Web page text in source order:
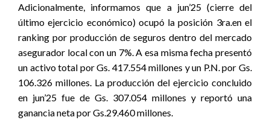
Adicionalmente, informamos que a jun’25 (cierre del
último ejercicio económico) ocupó la posición 3ra.en el
ranking por producción de seguros dentro del mercado
asegurador local con un 7%. A esa misma fecha presentó
un activo total por Gs. 417.554 millones y un P.N. por Gs.
106.326 millones. La producción del ejercicio concluido
en jun’25 fue de Gs. 307.054 millones y reportó una
ganancia neta por Gs.29.460 millones.